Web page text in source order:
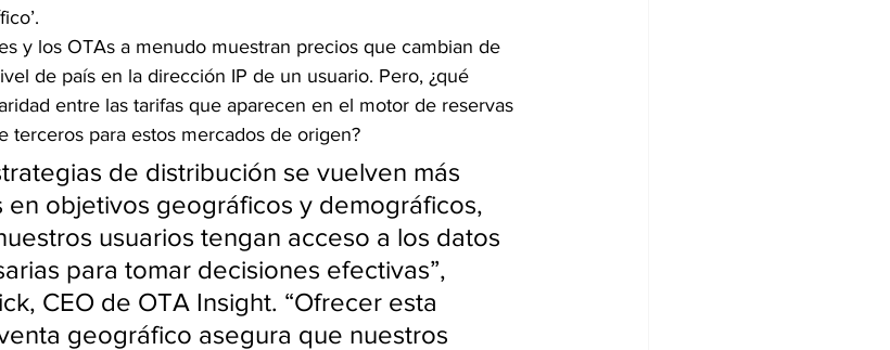
y los OTAs a menudo muestran precios que cambian de
de país en la dirección IP de un usuario. Pero, ¿qué
entre las tarifas que aparecen en el motor de reservas
terceros para estos mercados de origen?
de distribución se vuelven más
en objetivos geográficos y demográficos,
usuarios tengan acceso a los datos
para tomar decisiones efectivas”,
CEO de OTA Insight. “Ofrecer esta
geográfico asegura que nuestros